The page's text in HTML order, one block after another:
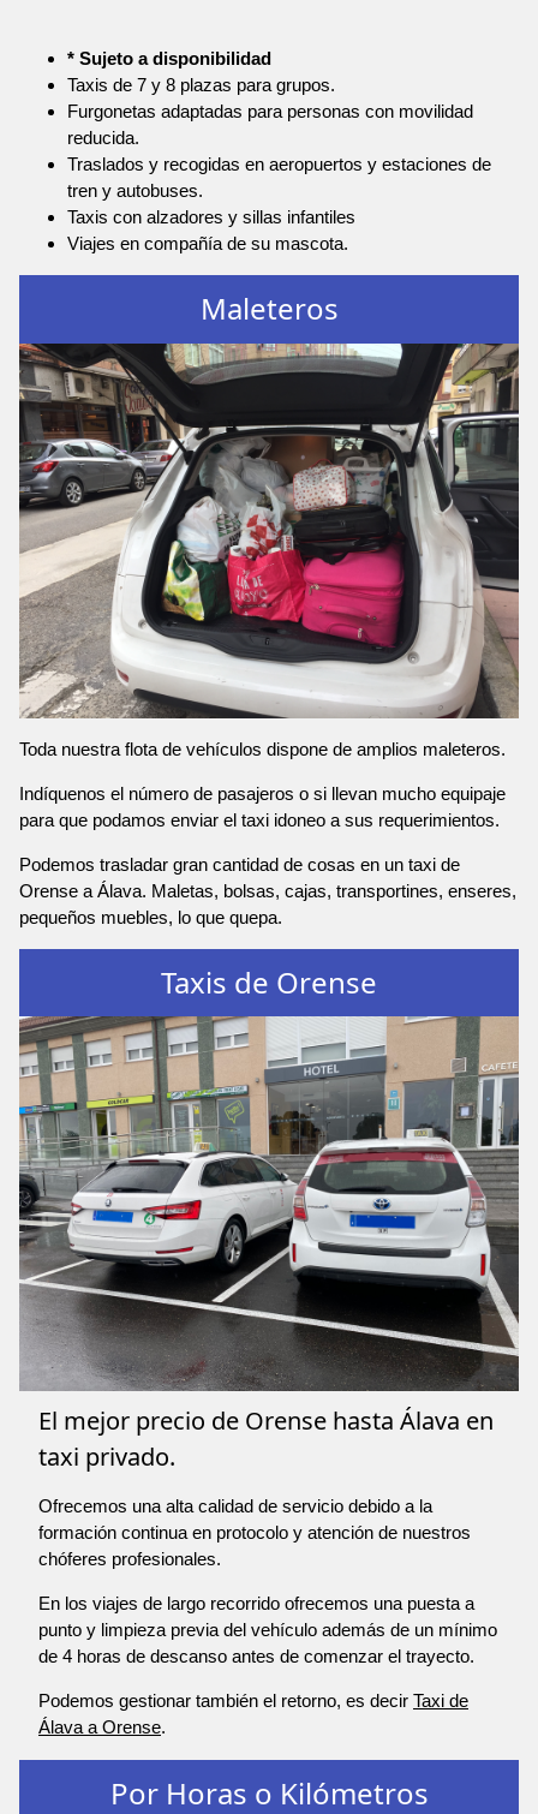
* Sujeto a disponibilidad
Taxis de 7 y 8 plazas para grupos.
Furgonetas adaptadas para personas con movilidad
reducida.
Traslados y recogidas en aeropuertos y estaciones de
tren y autobuses.
Taxis con alzadores y sillas infantiles
Viajes en compañía de su mascota.
Maleteros
Toda nuestra flota de vehículos dispone de amplios maleteros.
Indíquenos el número de pasajeros o si llevan mucho equipaje
para que podamos enviar el taxi idoneo a sus requerimientos.
Podemos trasladar gran cantidad de cosas en un taxi de
Orense a Álava. Maletas, bolsas, cajas, transportines, enseres,
pequeños muebles, lo que quepa.
Taxis de Orense
El mejor precio de Orense hasta Álava en
taxi privado.
Ofrecemos una alta calidad de servicio debido a la
formación continua en protocolo y atención de nuestros
chóferes profesionales.
En los viajes de largo recorrido ofrecemos una puesta a
punto y limpieza previa del vehículo además de un mínimo
de 4 horas de descanso antes de comenzar el trayecto.
Podemos gestionar también el retorno, es decir Taxi de
Álava a Orense.
Por Horas o Kilómetros